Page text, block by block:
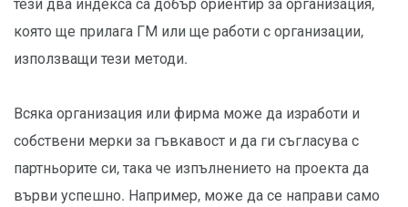
тези два индекса са добър ориентир за организация,
която ще прилага ГМ или ще работи с организации,
използващи тези методи.
Всяка организация или фирма може да изработи и
собствени мерки за гъвкавост и да ги съгласува с
партньорите си, така че изпълнението на проекта да
върви успешно. Например, може да се направи само